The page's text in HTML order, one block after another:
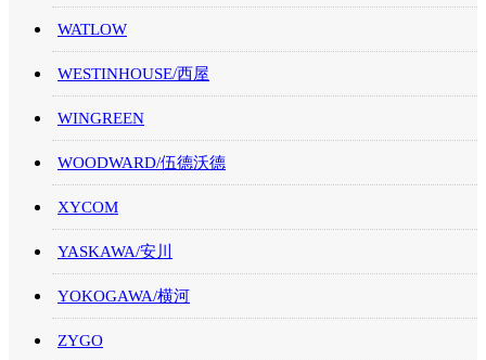
WATLOW
WESTINHOUSE/西屋
WINGREEN
WOODWARD/伍德沃德
XYCOM
YASKAWA/安川
YOKOGAWA/横河
ZYGO